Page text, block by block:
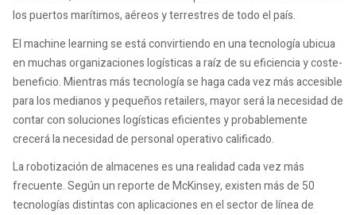
los puertos marítimos, aéreos y terrestres de todo el país.
El machine learning se está convirtiendo en una tecnología ubicua
en muchas organizaciones logísticas a raíz de su eficiencia y coste-
beneficio. Mientras más tecnología se haga cada vez más accesible
para los medianos y pequeños retailers, mayor será la necesidad de
contar con soluciones logísticas eficientes y probablemente
crecerá la necesidad de personal operativo calificado.
La robotización de almacenes es una realidad cada vez más
frecuente. Según un reporte de McKinsey, existen más de 50
tecnologías distintas con aplicaciones en el sector de línea de